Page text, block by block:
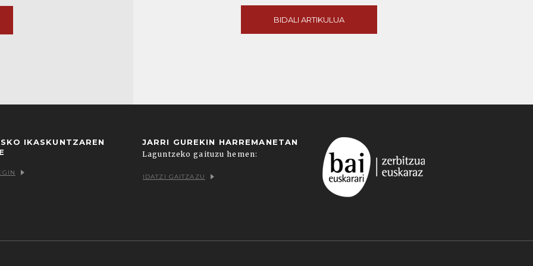
BIDALI ARTIKULUA
IKASKUNTZAREN
JARRI GUREKIN HARREMANETAN
Laguntzeko gaituzu hemen:
IDATZI GAITZAZU